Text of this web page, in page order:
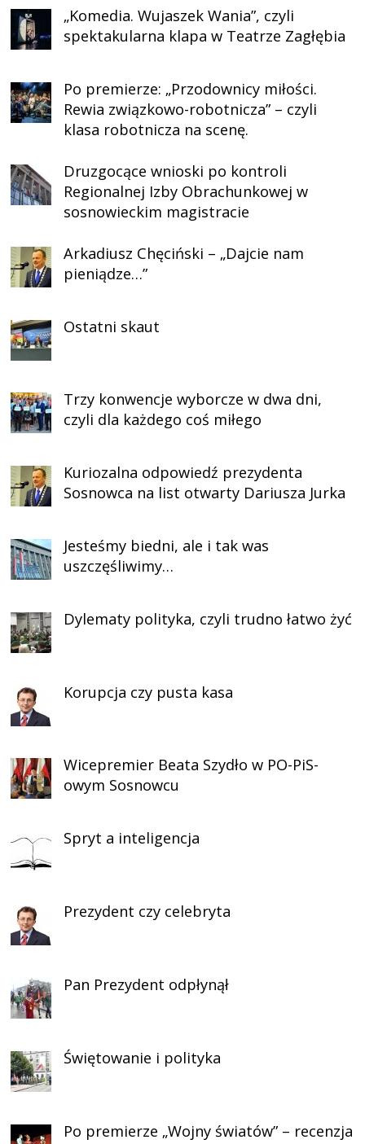
„Komedia. Wujaszek Wania”, czyli
spektakularna klapa w Teatrze Zagłębia
Po premierze: „Przodownicy miłości.
Rewia związkowo-robotnicza” – czyli
klasa robotnicza na scenę.
Druzgocące wnioski po kontroli
Regionalnej Izby Obrachunkowej w
sosnowieckim magistracie
Arkadiusz Chęciński – „Dajcie nam
pieniądze…”
Ostatni skaut
Trzy konwencje wyborcze w dwa dni,
czyli dla każdego coś miłego
Kuriozalna odpowiedź prezydenta
Sosnowca na list otwarty Dariusza Jurka
Jesteśmy biedni, ale i tak was
uszczęśliwimy…
Dylematy polityka, czyli trudno łatwo żyć
Korupcja czy pusta kasa
Wicepremier Beata Szydło w PO-PiS-
owym Sosnowcu
Spryt a inteligencja
Prezydent czy celebryta
Pan Prezydent odpłynął
Świętowanie i polityka
Po premierze „Wojny światów” – recenzja